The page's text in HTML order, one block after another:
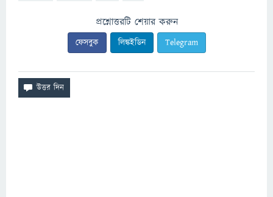
প্রশ্নোত্তরটি শেয়ার করুন
ফেসবুক লিঙ্কইডিন Telegram